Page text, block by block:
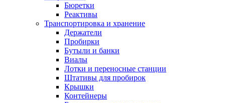
Бюретки
Реактивы
Транспортировка и хранение
Держатели
Пробирки
Бутыли и банки
Виалы
Лотки и переносные станции
Штативы для пробирок
Крышки
Контейнеры